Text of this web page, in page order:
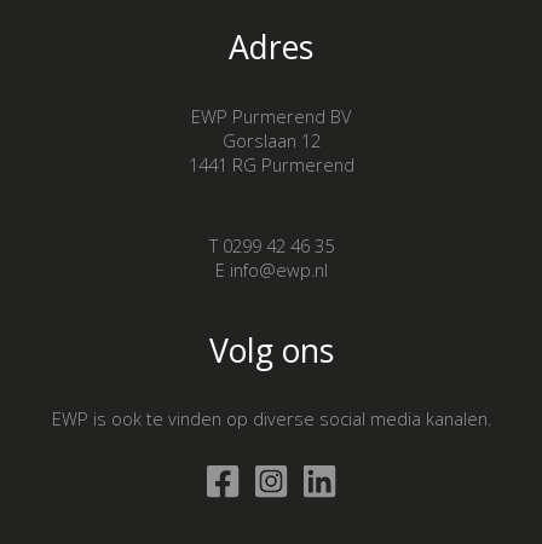
Adres
EWP Purmerend BV
Gorslaan 12
1441 RG Purmerend
T 0299 42 46 35
E info@ewp.nl
Volg ons
EWP is ook te vinden op diverse social media kanalen.